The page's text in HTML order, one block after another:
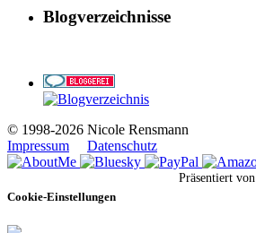
Blogverzeichnisse
© 1998-2026 Nicole Rensmann
Impressum
Datenschutz
Präsentiert von
Cookie-Einstellungen